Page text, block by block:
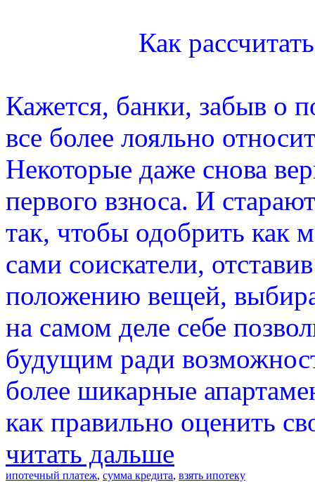
Как
Кажется, банки, забыв о
все более лояльно
Некоторые даже снова
первого взноса. И
так, чтобы одобрить
сами соискатели,
положению вещей,
на самом деле себе
будущим ради
более шикарные
как правильно оценить
читать дальше
ипотечный платеж, сумма кредита, взять ипотеку